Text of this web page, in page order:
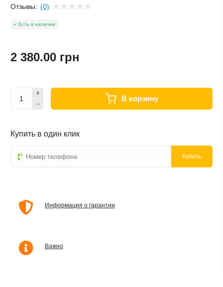
Отзывы: (0)
Есть в наличии
2 380.00 грн
В корзину
Купить в один клик
Купить
Информация о гарантии
Важно